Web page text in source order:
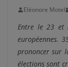
Eléonore Motel
Entre le 23 et
européennes.
prononcer sur
élections sont